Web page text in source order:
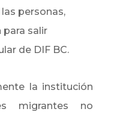
personas,
para salir
de DIF BC.
la institución
migrantes no